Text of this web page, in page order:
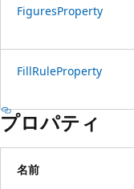
FiguresProperty
FillRuleProperty
プロパティ
名前